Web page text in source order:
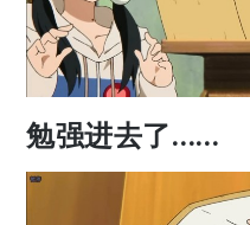
勉强进去了……